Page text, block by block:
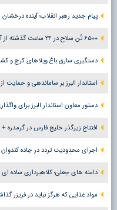
پیام جدید رهبر انقلاب؛ آینده
۶۵۰۰ تُن سلاح در ۲۴ ساعت گذشته از آمریکا به اسرائیل ارسال شد
دستگیری سارق باغ ویلاهای کرج و کشف ۵۶ فقره
استاندار البرز بر ساماندهی و
دستور معاون استاندار البرز برای واگذاری ۴۳۰۰ واحد مسکونی در
افتتاح زیرگذر خلیج فارس در گرمدره +
اجرای محدودیت تردد در جاده کندوان و
دامنه های جعلی؛ کلاهبرداری ساده
مواد غذایی که هرگز نباید در فریزر